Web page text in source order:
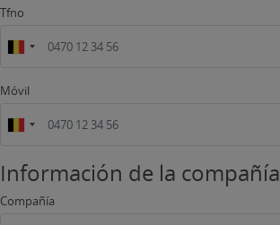
Tfno
Móvil
Información de la compañía
Compañía